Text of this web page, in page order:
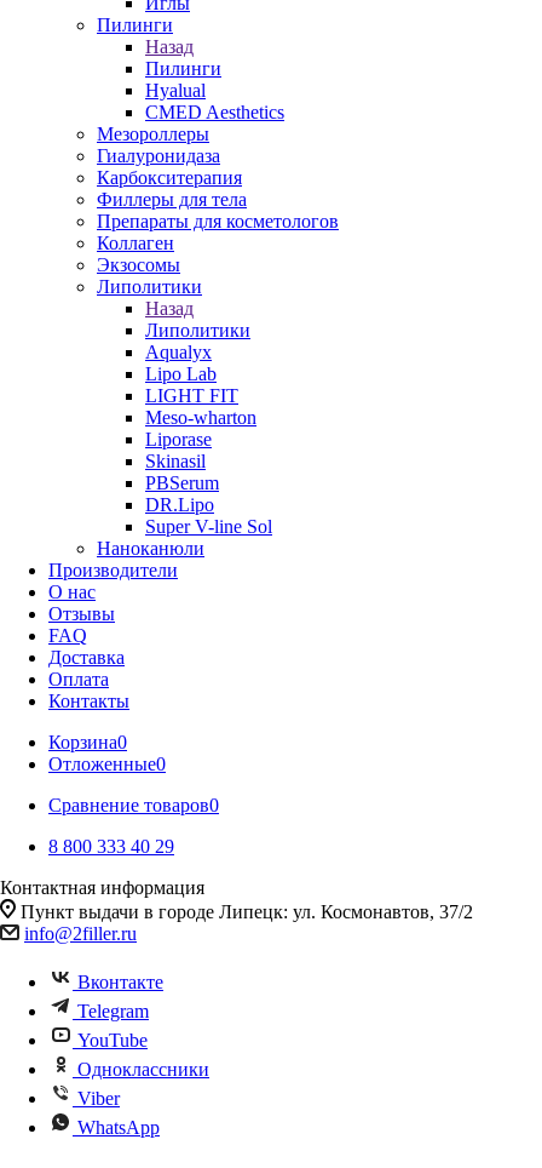
Пилинги
Назад
Пилинги
Hyalual
CMED Aesthetics
Мезороллеры
Гиалуронидаза
Карбокситерапия
Филлеры для тела
Препараты для косметологов
Коллаген
Экзосомы
Липолитики
Назад
Липолитики
Aqualyx
Lipo Lab
LIGHT FIT
Meso-wharton
Liporase
Skinasil
PBSerum
DR.Lipo
Super V-line Sol
Наноканюли
Производители
О нас
Отзывы
FAQ
Доставка
Оплата
Контакты
Корзина0
Отложенные0
Сравнение товаров0
8 800 333 40 29
Контактная информация
Пункт выдачи в городе Липецк: ул. Космонавтов, 37/2
info@2filler.ru
Вконтакте
Telegram
YouTube
Одноклассники
Viber
WhatsApp